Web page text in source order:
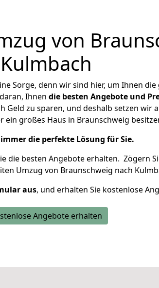
von
Kulmbach
Sorge, denn wir sind hier, um Ihnen die
Ihnen die besten Angebote und
zu sparen, und deshalb setzen wir
großes Haus in Braunschweig
die perfekte Lösung für Sie.
die besten Angebote erhalten. Zögern
Umzug von Braunschweig nach
aus, und erhalten Sie kostenlose
Angebote erhalten